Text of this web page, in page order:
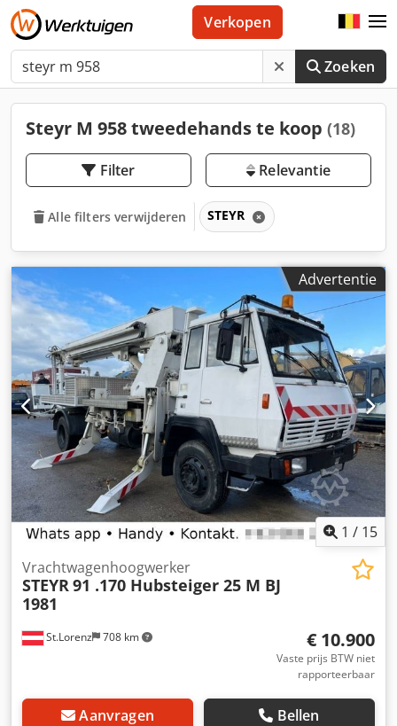
Zoeken
Verkopen
Steyr M 958 tweedehands te koop (18)
Filter Relevantie
Alle filters verwijderen STEYR
Advertentie
1 / 15
St.Lorenz 708 km
Vrachtwagenhoogwerker
STEYR91 .170 Hubsteiger 25 M BJ
1981
€ 10.900
Vaste prijs BTW niet
rapporteerbaar
Aanvragen Bellen